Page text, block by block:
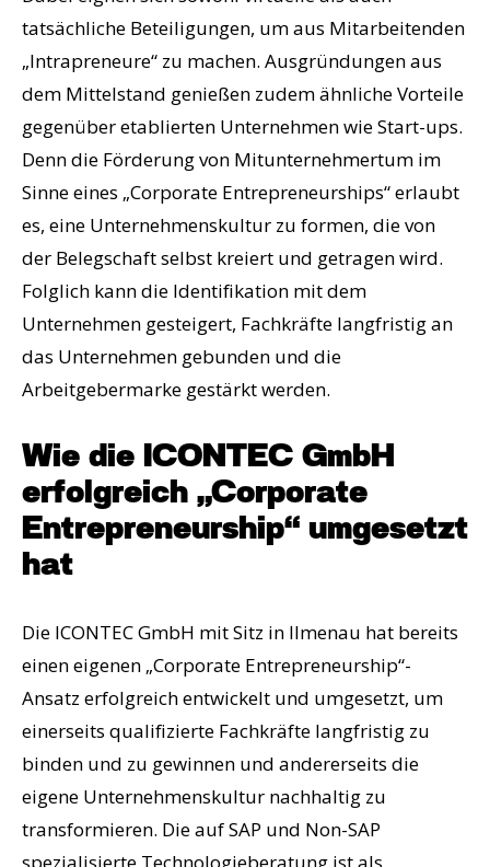
tatsächliche Beteiligungen, um aus Mitarbeitenden
„Intrapreneure“ zu machen. Ausgründungen aus
dem Mittelstand genießen zudem ähnliche Vorteile
gegenüber etablierten Unternehmen wie Start-ups.
Denn die Förderung von Mitunternehmertum im
Sinne eines „Corporate Entrepreneurships“ erlaubt
es, eine Unternehmenskultur zu formen, die von
der Belegschaft selbst kreiert und getragen wird.
Folglich kann die Identifikation mit dem
Unternehmen gesteigert, Fachkräfte langfristig an
das Unternehmen gebunden und die
Arbeitgebermarke gestärkt werden.
Wie die ICONTEC GmbH
erfolgreich „Corporate
Entrepreneurship“ umgesetzt
hat
Die ICONTEC GmbH mit Sitz in Ilmenau hat bereits
einen eigenen „Corporate Entrepreneurship“-
Ansatz erfolgreich entwickelt und umgesetzt, um
einerseits qualifizierte Fachkräfte langfristig zu
binden und zu gewinnen und andererseits die
eigene Unternehmenskultur nachhaltig zu
transformieren. Die auf SAP und Non-SAP